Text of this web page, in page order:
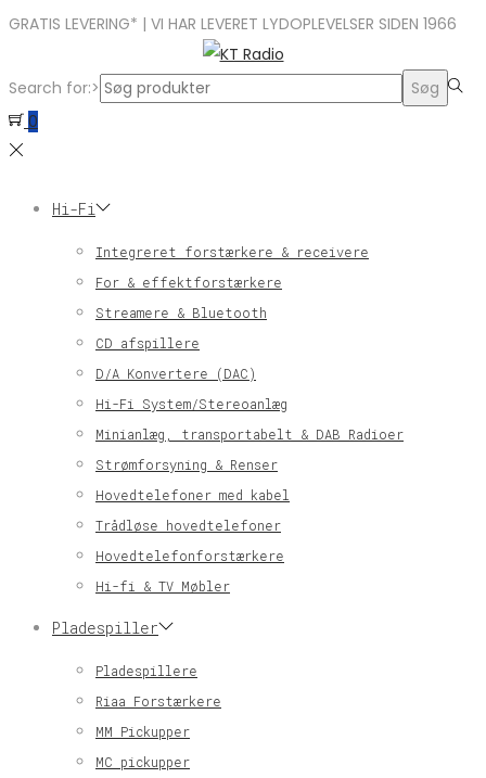
GRATIS LEVERING* | VI HAR LEVERET LYDOPLEVELSER SIDEN 1966
Search for:>
Søg
0
Hi-Fi
Integreret forstærkere & receivere
For & effektforstærkere
Streamere & Bluetooth
CD afspillere
D/A Konvertere (DAC)
Hi-Fi System/Stereoanlæg
Minianlæg, transportabelt & DAB Radioer
Strømforsyning & Renser
Hovedtelefoner med kabel
Trådløse hovedtelefoner
Hovedtelefonforstærkere
Hi-fi & TV Møbler
Pladespiller
Pladespillere
Riaa Forstærkere
MM Pickupper
MC pickupper